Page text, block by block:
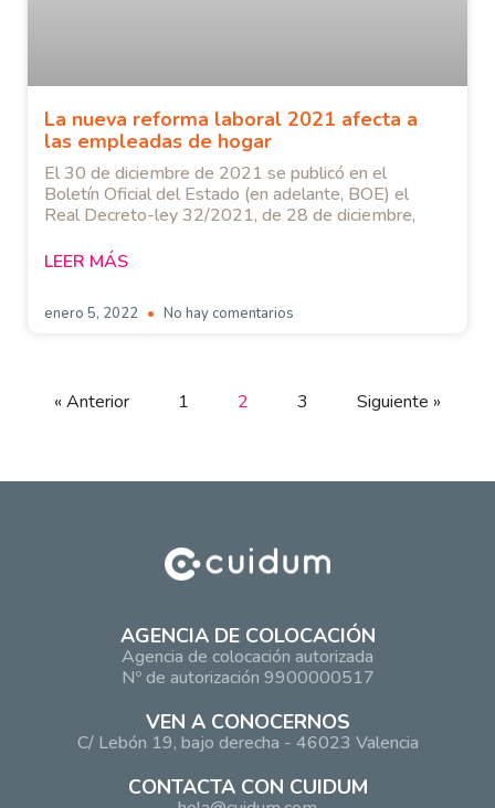
La nueva reforma laboral 2021 afecta a
las empleadas de hogar
El 30 de diciembre de 2021 se publicó en el
Boletín Oficial del Estado (en adelante, BOE) el
Real Decreto-ley 32/2021, de 28 de diciembre,
LEER MÁS
enero 5, 2022 No hay comentarios
« Anterior 1 2 3 Siguiente »
AGENCIA DE COLOCACIÓN
Agencia de colocación autorizada
Nº de autorización 9900000517
VEN A CONOCERNOS
C/ Lebón 19, bajo derecha - 46023 Valencia
CONTACTA CON CUIDUM